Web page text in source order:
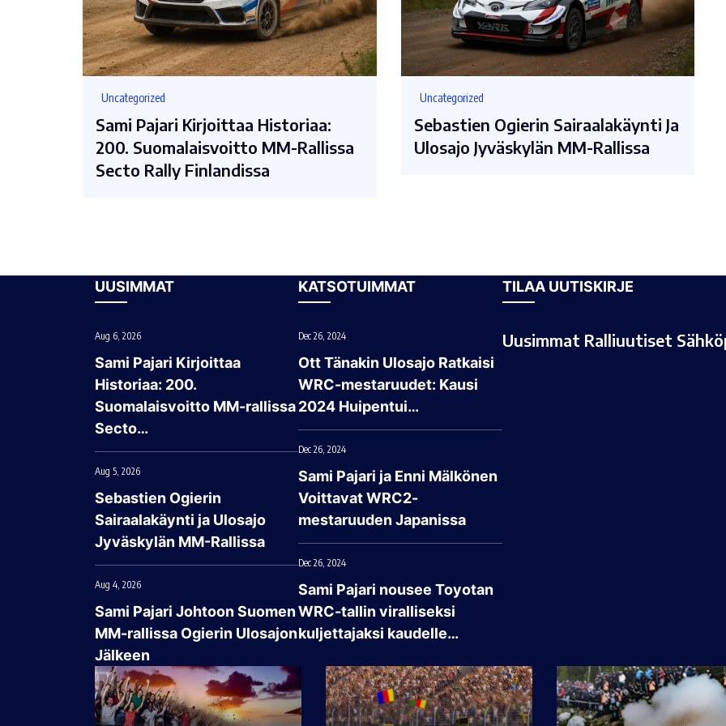
Uncategorized
Sami Pajari Kirjoittaa Historiaa:
200. Suomalaisvoitto MM-Rallissa
Secto Rally Finlandissa
Uncategorized
Sebastien Ogierin Sairaalakäynti Ja
Ulosajo Jyväskylän MM-Rallissa
UUSIMMAT
Aug 6, 2026
Sami Pajari Kirjoittaa
Historiaa: 200.
Suomalaisvoitto MM-rallissa
Secto…
Aug 5, 2026
Sebastien Ogierin
Sairaalakäynti ja Ulosajo
Jyväskylän MM-Rallissa
Aug 4, 2026
Sami Pajari Johtoon Suomen
MM-rallissa Ogierin Ulosajon
Jälkeen
KATSOTUIMMAT
Dec 26, 2024
Ott Tänakin Ulosajo Ratkaisi
WRC-mestaruudet: Kausi
2024 Huipentui…
Dec 26, 2024
Sami Pajari ja Enni Mälkönen
Voittavat WRC2-
mestaruuden Japanissa
Dec 26, 2024
Sami Pajari nousee Toyotan
WRC-tallin viralliseksi
kuljettajaksi kaudelle…
TILAA UUTISKIRJE
Uusimmat Ralliuutiset